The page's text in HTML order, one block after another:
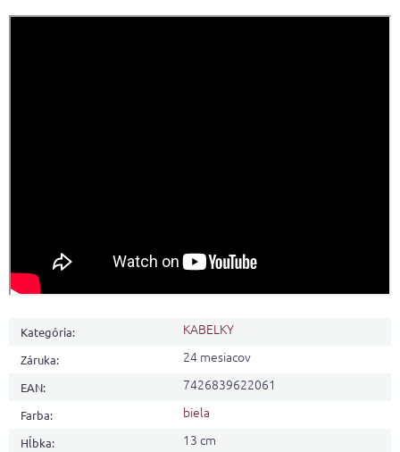
Kategória: KABELKY
Záruka: 24 mesiacov
EAN: 7426839622061
Farba: biela
Hĺbka: 13 cm